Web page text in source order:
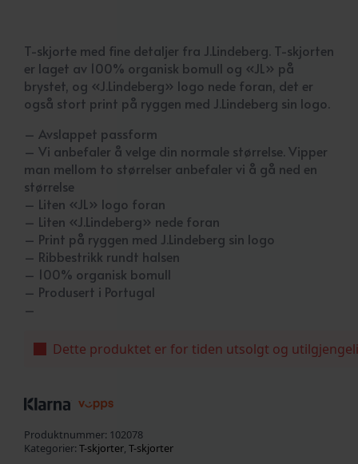
T-skjorte med fine detaljer fra J.Lindeberg. T-skjorten
er laget av 100% organisk bomull og «JL» på
brystet, og «J.Lindeberg» logo nede foran, det er
også stort print på ryggen med J.Lindeberg sin logo.
– Avslappet passform
– Vi anbefaler å velge din normale størrelse. Vipper
man mellom to størrelser anbefaler vi å gå ned en
størrelse
– Liten «JL» logo foran
– Liten «J.Lindeberg» nede foran
– Print på ryggen med J.Lindeberg sin logo
– Ribbestrikk rundt halsen
– 100% organisk bomull
– Produsert i Portugal
–
Dette produktet er for tiden utsolgt og
Produktnummer: 102078
Kategorier: T-skjorter, T-skjorter